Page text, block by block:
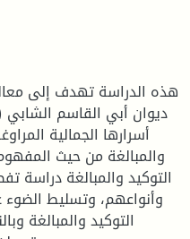
هذه الدراسة تهدف إلى
ديوان أبي القاسم
أسرارها الجمالية
والمبالغة من حيث
التوكيد والمبالغة
وأنواعهم، وتسليط
التوكيد والمبالغة